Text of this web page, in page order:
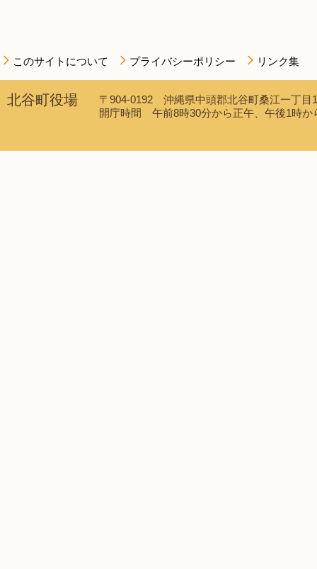
このサイトについて プライバシーポリシー リンク集
北谷町役場
〒904-0192 沖縄県中頭郡北谷町桑江一丁
開庁時間 午前8時30分から正午、午後1時か